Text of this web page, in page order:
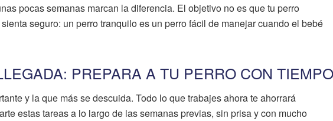
pocas semanas marcan la diferencia. El objetivo no es que tu perro
seguro: un perro tranquilo es un perro fácil de manejar cuando el bebé
PREPARA A TU PERRO CON TIEMPO
y la que más se descuida. Todo lo que trabajes ahora te ahorrará
estas tareas a lo largo de las semanas previas, sin prisa y con mucho